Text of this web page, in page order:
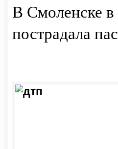
В Смоленске
пострадала